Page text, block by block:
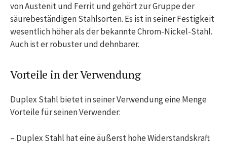
von Austenit und Ferrit und gehört zur Gruppe der
säurebeständigen Stahlsorten. Es ist in seiner Festigkeit
wesentlich höher als der bekannte Chrom-Nickel-Stahl.
Auch ist er robuster und dehnbarer.
Vorteile in der Verwendung
Duplex Stahl bietet in seiner Verwendung eine Menge
Vorteile für seinen Verwender:
– Duplex Stahl hat eine äußerst hohe Widerstandskraft